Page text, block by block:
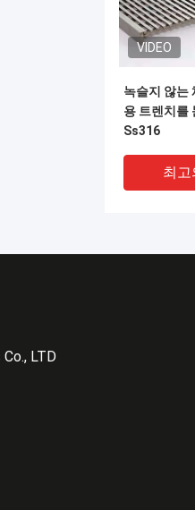
VIDEO
녹슬지 않는
용 트렌치를
Ss316
최고
LTD